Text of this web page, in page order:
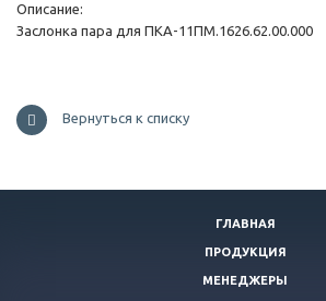
Описание:
Заслонка пара для ПКА-11ПМ.1626.62.00.000
Вернуться к списку
ГЛАВНАЯ
ПРОДУКЦИЯ
МЕНЕДЖЕРЫ